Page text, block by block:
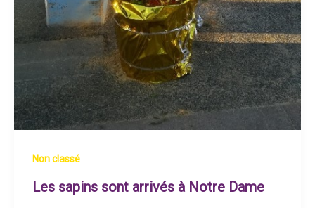
Non classé
Les sapins sont arrivés à Notre Dame